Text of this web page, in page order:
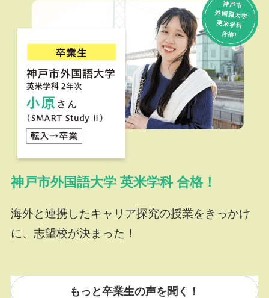
神戸市外国語大学 英米学科 合格！
海外と連携したキャリア探究の授業をきっかけ
に、志望校が決まった！
もっと卒業生の声を聞く！